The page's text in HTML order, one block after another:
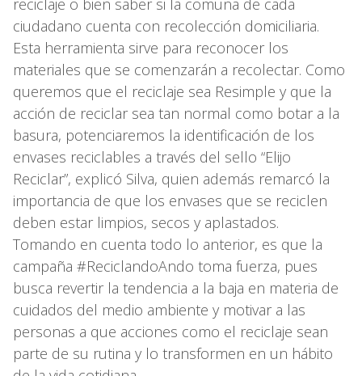
ciudadano cuenta con recolección domiciliaria.
Esta herramienta sirve para reconocer los
materiales que se comenzarán a recolectar. Como
queremos que el reciclaje sea Resimple y que la
acción de reciclar sea tan normal como botar a la
basura, potenciaremos la identificación de los
envases reciclables a través del sello “Elijo
Reciclar”, explicó Silva, quien además remarcó la
importancia de que los envases que se reciclen
deben estar limpios, secos y aplastados.
Tomando en cuenta todo lo anterior, es que la
campaña #ReciclandoAndo toma fuerza, pues
busca revertir la tendencia a la baja en materia de
cuidados del medio ambiente y motivar a las
personas a que acciones como el reciclaje sean
parte de su rutina y lo transformen en un hábito